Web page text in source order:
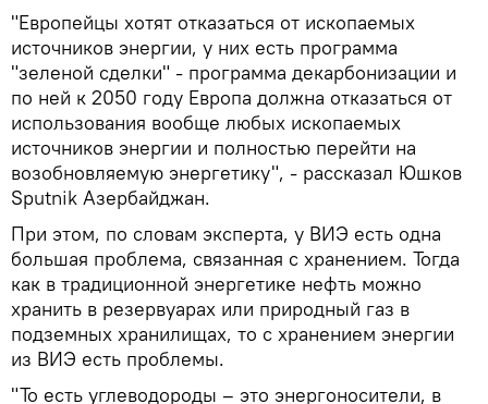
"Европейцы хотят отказаться от ископаемых
источников энергии, у них есть программа
"зеленой сделки" - программа декарбонизации и
по ней к 2050 году Европа должна отказаться от
использования вообще любых ископаемых
источников энергии и полностью перейти на
возобновляемую энергетику", - рассказал Юшков
Sputnik Азербайджан.
При этом, по словам эксперта, у ВИЭ есть одна
большая проблема, связанная с хранением. Тогда
как в традиционной энергетике нефть можно
хранить в резервуарах или природный газ в
подземных хранилищах, то с хранением энергии
из ВИЭ есть проблемы.
"То есть углеводороды – это энергоносители, в